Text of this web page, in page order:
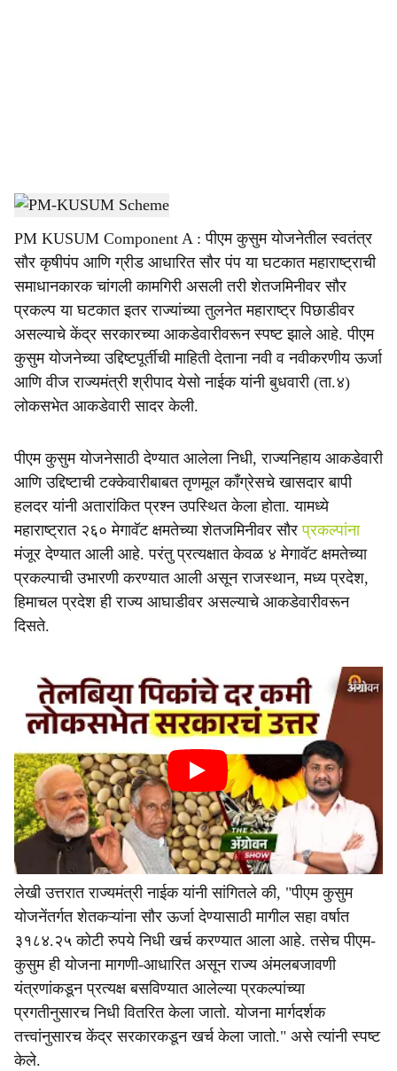
a
r
e
PM-KUSUM Scheme-Agrowon
PM KUSUM Component A : पीएम कुसुम योजनेतील स्वतंत्र
सौर कृषीपंप आणि ग्रीड आधारित सौर पंप या घटकात महाराष्ट्राची
समाधानकारक चांगली कामगिरी असली तरी शेतजमिनीवर सौर
प्रकल्प या घटकात इतर राज्यांच्या तुलनेत महाराष्ट्र पिछाडीवर
असल्याचे केंद्र सरकारच्या आकडेवारीवरून स्पष्ट झाले आहे. पीएम
कुसुम योजनेच्या उद्दिष्टपूर्तीची माहिती देताना नवी व नवीकरणीय ऊर्जा
आणि वीज राज्यमंत्री श्रीपाद येसो नाईक यांनी बुधवारी (ता.४)
लोकसभेत आकडेवारी सादर केली.
पीएम कुसुम योजनेसाठी देण्यात आलेला निधी, राज्यनिहाय आकडेवारी
आणि उद्दिष्टाची टक्केवारीबाबत तृणमूल कॉंग्रेसचे खासदार बापी
हलदर यांनी अतारांकित प्रश्न उपस्थित केला होता. यामध्ये
महाराष्ट्रात २६० मेगावॅट क्षमतेच्या शेतजमिनीवर सौरप्रकल्पांना
मंजूर देण्यात आली आहे. परंतु प्रत्यक्षात केवळ ४ मेगावॅट क्षमतेच्या
प्रकल्पाची उभारणी करण्यात आली असून राजस्थान, मध्य प्रदेश,
हिमाचल प्रदेश ही राज्य आघाडीवर असल्याचे आकडेवारीवरून
दिसते.
लेखी उत्तरात राज्यमंत्री नाईक यांनी सांगितले की, "पीएम कुसुम
योजनेंतर्गत शेतकऱ्यांना सौर ऊर्जा देण्यासाठी मागील सहा वर्षात
३१८४.२५ कोटी रुपये निधी खर्च करण्यात आला आहे. तसेच पीएम-
कुसुम ही योजना मागणी-आधारित असून राज्य अंमलबजावणी
यंत्रणांकडून प्रत्यक्ष बसविण्यात आलेल्या प्रकल्पांच्या
प्रगतीनुसारच निधी वितरित केला जातो. योजना मार्गदर्शक
तत्त्वांनुसारच केंद्र सरकारकडून खर्च केला जातो." असे त्यांनी स्पष्ट
केले.